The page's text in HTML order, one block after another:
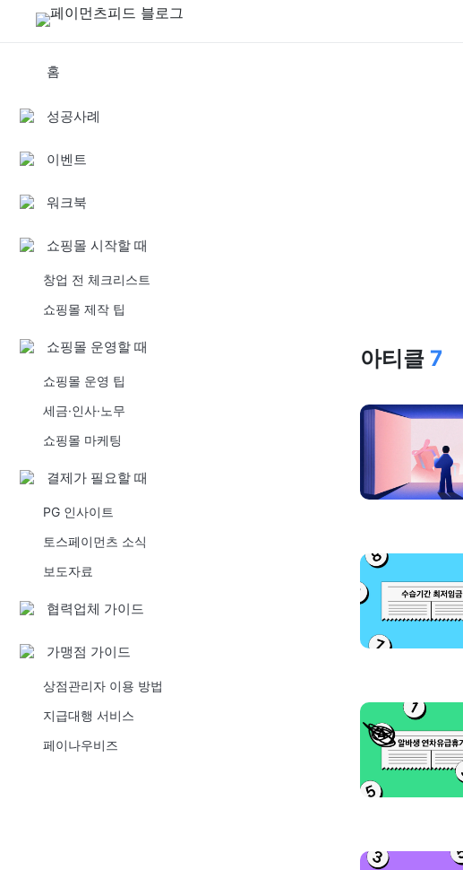
홈
성공사례
이벤트
워크북
쇼핑몰 시작할 때
창업 전 체크리스트
쇼핑몰 제작 팁
쇼핑몰 운영할 때
쇼핑몰 운영 팁
세금·인사·노무
쇼핑몰 마케팅
결제가 필요할 때
PG 인사이트
토스페이먼츠 소식
보도자료
협력업체 가이드
가맹점 가이드
상점관리자 이용 방법
지급대행 서비스
페이나우비즈
아티클 7